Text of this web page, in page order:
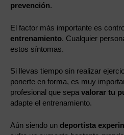
prevención.
El factor más importante es
entrenamiento. Cualquier
estos síntomas.
Si llevas tiempo sin realizar
ponerte en forma, es muy
profesional que sepa valorar tu
adapte el entrenamiento.
Aún siendo un deportista